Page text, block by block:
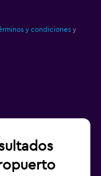
y condiciones y